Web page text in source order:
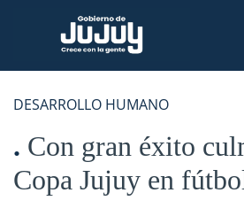
DESARROLLO HUMANO
Con gran éxito
Copa Jujuy en